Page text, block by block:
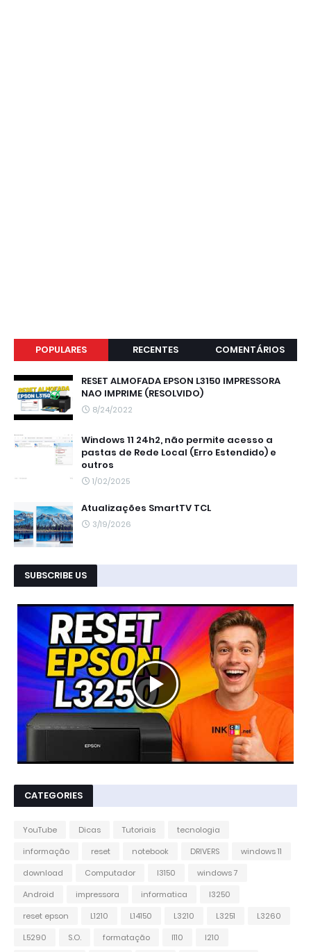
POPULARES RECENTES COMENTÁRIOS
RESET ALMOFADA EPSON L3150 IMPRESSORA
NAO IMPRIME (RESOLVIDO)
8/24/2022
Windows 11 24h2, não permite acesso a
pastas de Rede Local (Erro Estendido) e
outros
1/02/2025
Atualizações SmartTV TCL
3/19/2026
SUBSCRIBE US
CATEGORIES
YouTube Dicas Tutoriais
tecnologia
informação
reset notebook DRIVERS
windows 11
download
Computador l3150
windows 7
Android
impressora informatica
l3250
reset epson
L1210 L14150 L3210 L3251
L3260
L5290
S.O. formatação l110
l210